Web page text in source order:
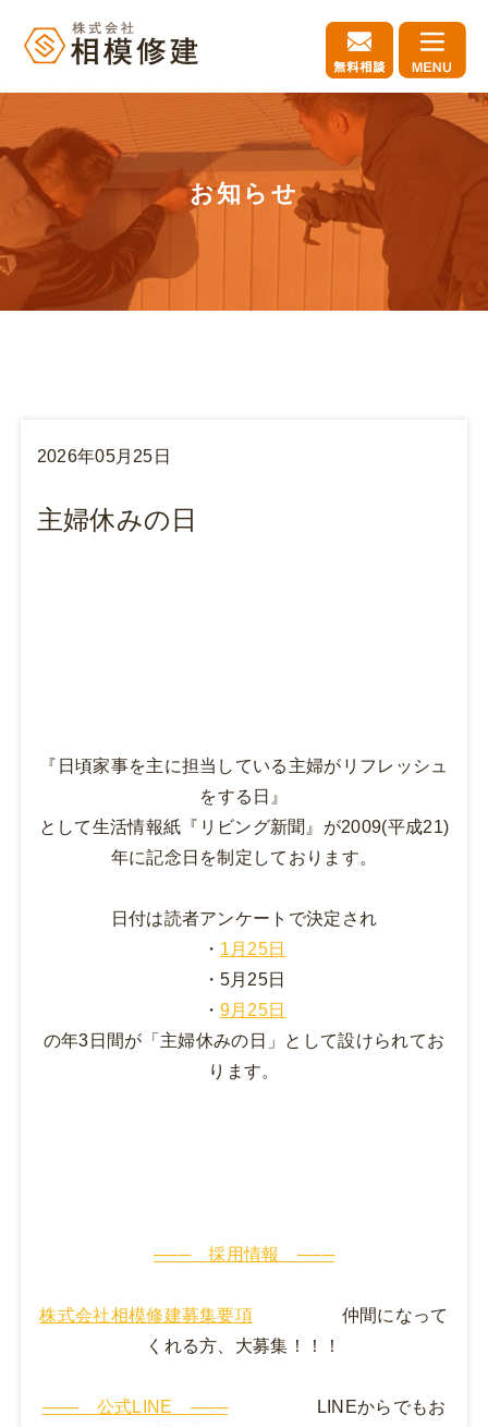
お知らせ
2026年05月25日
主婦休みの日
『日頃家事を主に担当している主婦がリフレッシュ
をする日』
として生活情報紙『リビング新聞』が2009(平成21)
年に記念日を制定しております。
日付は読者アンケートで決定され
・ 1月25日
・5月25日
・ 9月25日
の年3日間が「 主婦休みの日」
として設けられてお
ります。
─── 採用情報 ───
株式会社相模修建募集要項 仲間になって
くれる方、大募集！！！
─── 公式LINE ───LINEからでもお